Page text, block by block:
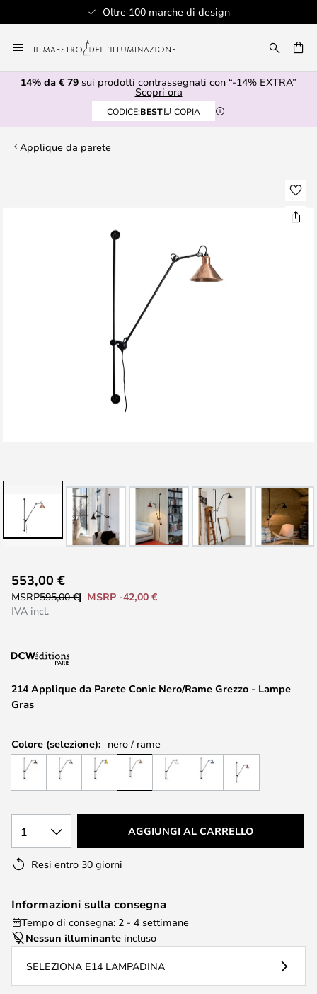
Oltre 100 marche di design
al
contenuto
14% da € 79 sui prodotti contrassegnati con “-14% EXTRA”
Scopri ora
CODICE:BEST COPIA
Applique da parete
all'inizio
della
immagini
214 Applique da Parete Conic Nero/Rame Grezzo - Lampe
Gras
553,00 €
MSRP595,00 €
MSRP -42,00 €
IVA incl.
Colore (selezione): nero / rame
1 AGGIUNGI AL CARRELLO
Resi entro 30 giorni
Informazioni sulla consegna
Tempo di consegna: 2 - 4 settimane
Nessun illuminante incluso
SELEZIONA E14 LAMPADINA